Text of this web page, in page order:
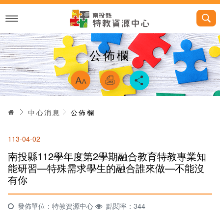
跳
主
內
容
公佈欄 略過字型切換
首頁中心消息 公佈欄
113-04-02
南投縣112學年度第2學期融合教育特教專業知
能研習—特殊需求學生的融合誰來做—不能沒
有你
發佈單位：特教資源中心 點閱率：344